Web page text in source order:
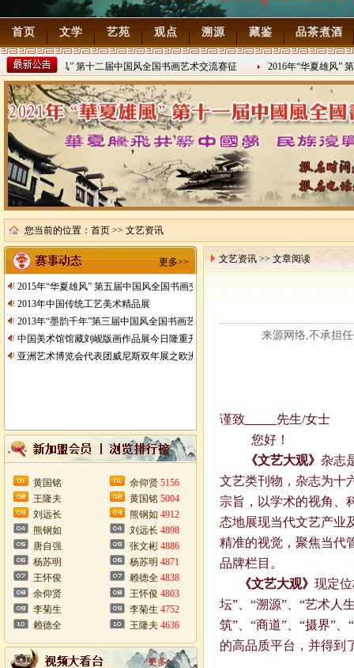
首页 文学 艺苑 观点 溯源 藏鉴 品茶煮酒
年“华夏雄风” 第十二届中国风全国书画艺术交流赛征
8/15
2016年“华夏雄风” 第
2016/8/27
您当前的位置： 首页 >> 文艺资讯
更多>>
2015年“华夏雄风” 第五届中国风全国书画交流赛暨纪念抗日战争胜利70周年书画
2013年中国传统工艺美术精品展
2013年“墨韵千年”第三届中国风全国书画艺术交流赛征稿
中国美术馆馆藏刘岘版画作品展今日隆重开展
亚洲艺术博览会代表团威尼斯双年展之欧洲行
黄国铭
王隆夫
刘远长
熊钢如
唐自强
杨苏明
王怀俊
余仰贤
李菊生
赖德全
余仰贤 5156
黄国铭 5004
熊钢如 4912
刘远长 4898
张文彬 4886
杨苏明 4871
赖德全 4838
王怀俊 4803
李菊生 4752
王隆夫 4636
更多>>
文艺资讯 >> 文章阅读
来源网络,不承担
谨致 先生/女士
您好！
《文艺大观》 杂志
文艺类刊物，杂志为十
宗旨，以学术的视角、
态地展现当代文艺产业
精准的视觉，聚焦当代
品牌栏目。
《文艺大观》 现定位
坛”、“溯源”、“艺术人
筑”、“商道”、“摄界”
的高品质平台，并得到